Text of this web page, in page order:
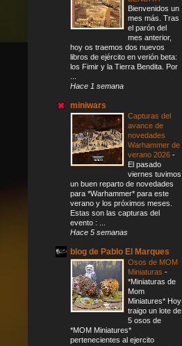
Bienvenidos un
mes más. Tras
el parón del
mes anterior,
hoy os traemos dos nuevos
libros de ejército en verión beta:
los Fimir y la Tierra Bendita. Por
Hace 1 semana
miniwars
Capturas del
avance de
novedades
Warhammer de
verano 2026 -
El pasado
viernes tuvimos
un buen reparto de novedades
para *Warhammer* para este
verano y los próximos meses.
Estas son las capturas del
evento : ...
Hace 5 semanas
blog de Pablo El Marques
Osos de MOM
Miniaturas -
*Miniaturas de
Mom
Miniatures* Hoy
traigo un lote de
5 osos de
*MOM Miniatures*
pertenecientes al ejercito